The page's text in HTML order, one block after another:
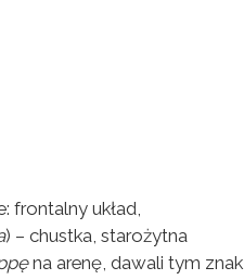
frontalny układ,
) – chustka, starożytna
na arenę, dawali tym znak